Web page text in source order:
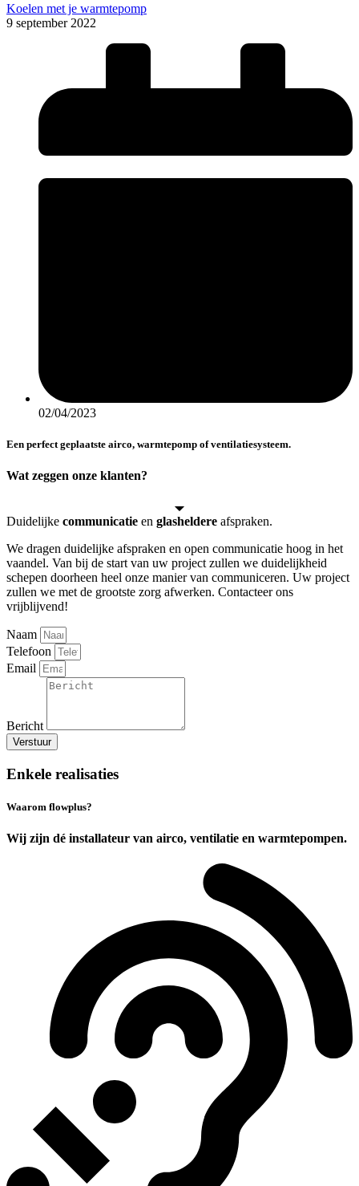
Koelen met je warmtepomp
9 september 2022
02/04/2023
Een perfect geplaatste airco, warmtepomp of ventilatiesysteem.
Wat zeggen onze klanten?
Duidelijke communicatie en glasheldere afspraken.
We dragen duidelijke afspraken en open communicatie hoog in het
vaandel. Van bij de start van uw project zullen we duidelijkheid
schepen doorheen heel onze manier van communiceren. Uw project
zullen we met de grootste zorg afwerken. Contacteer ons
vrijblijvend!
Naam
Telefoon
Email
Bericht
Verstuur
Enkele realisaties
Waarom flowplus?
Wij zijn dé installateur van airco, ventilatie en warmtepompen.